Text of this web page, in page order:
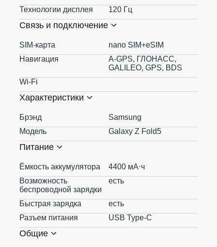
Технологии дисплея 120 Гц
Связь и подключение
SIM-карта
nano SIM+eSIM
Навигация
A-GPS, ГЛОНАСС,
GALILEO, GPS, BDS
Wi-Fi
Характеристики
Брэнд
Samsung
Модель
Galaxy Z Fold5
Питание
Ёмкость аккумулятора
4400 мА⋅ч
Возможность
беспроводной зарядки
есть
Быстрая зарядка
есть
Разъем питания
USB Type-C
Общие